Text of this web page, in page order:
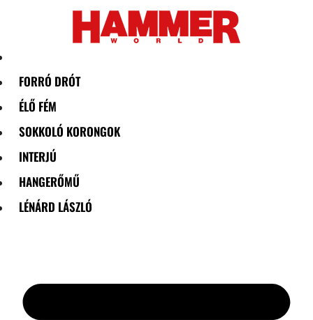
FORRÓ DRÓT
ÉLŐ FÉM
SOKKOLÓ KORONGOK
INTERJÚ
HANGERŐMŰ
LÉNÁRD LÁSZLÓ